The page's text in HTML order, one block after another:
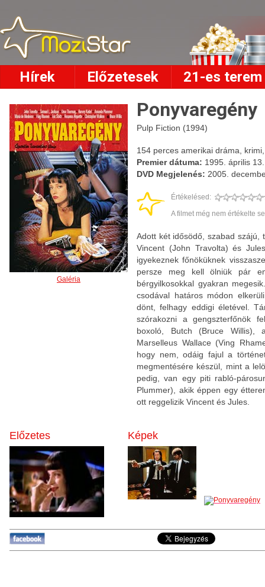
Hírek Előzetesek 21-es terem
Galéria
Ponyvaregény
Pulp Fiction (1994)
154 perces amerikai dráma,
Premier dátuma: 1995. április 13.
DVD Megjelenés: 2005.
Értékelésed:
A filmet még nem értékelte
Adott két idősödő, szabad szájú,
Vincent (John Travolta) és
igyekeznek főnöküknek
persze meg kell ölniük pár
bérgyilkosokkal gyakran
csodával határos módon
dönt, felhagy eddigi életével.
szórakozni a gengszterfőnök
boxoló, Butch (Bruce Willis),
Marselleus Wallace (Ving
hogy nem, odáig fajul a
megmentésére készül, mint a
pedig, van egy piti rabló-
Plummer), akik éppen egy
ott reggelizik Vincent és Jules.
Előzetes Képek